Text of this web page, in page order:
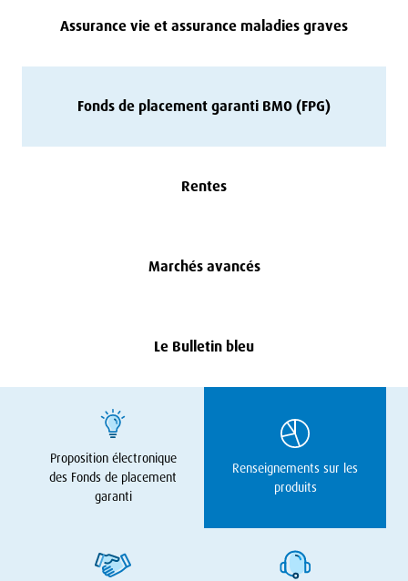
Assurance vie et assurance maladies graves
Fonds de placement garanti BMO(FPG)
Rentes
Marchés avancés
Le Bulletin bleu
Proposition électronique
des Fonds de placement
garanti
Renseignements sur les
produits